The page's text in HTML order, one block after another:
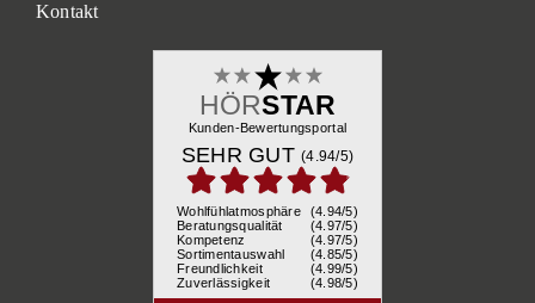
Kontakt
HÖRSTAR
Kunden-Bewertungsportal
SEHR GUT (4.94/5)
Wohlfühlatmosphäre
(4.94/5)
Beratungsqualität
(4.97/5)
Kompetenz
(4.97/5)
Sortimentauswahl
(4.85/5)
Freundlichkeit
(4.99/5)
Zuverlässigkeit
(4.98/5)